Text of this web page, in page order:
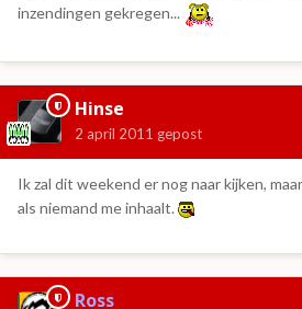
inzendingen gekregen...
Hinse
2 april 2011 gepost
Ik zal dit weekend er nog naar kijken,
als niemand me inhaalt.
Ross